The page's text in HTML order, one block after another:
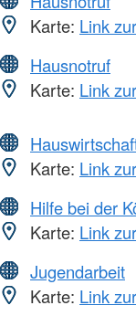
Karte: Link
Hausnotruf
Karte: Link
Karte: Link
Hilfe bei der
Karte: Link
Jugendarbeit
Karte: Link